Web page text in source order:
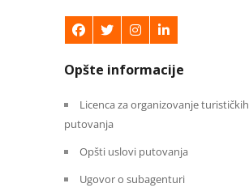
Opšte informacije
Licenca za organizovanje turističkih
putovanja
Opšti uslovi putovanja
Ugovor o subagenturi